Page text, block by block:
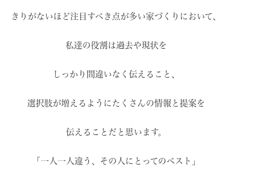
きりがないほど注目すべき点が多い家づくりにおいて、
私達の役割は過去や現状を
しっかり間違いなく伝えること、
選択肢が増えるように たくさんの情報と提案を
伝えることだと思います。
「一人一人違う、その人にとってのベスト」